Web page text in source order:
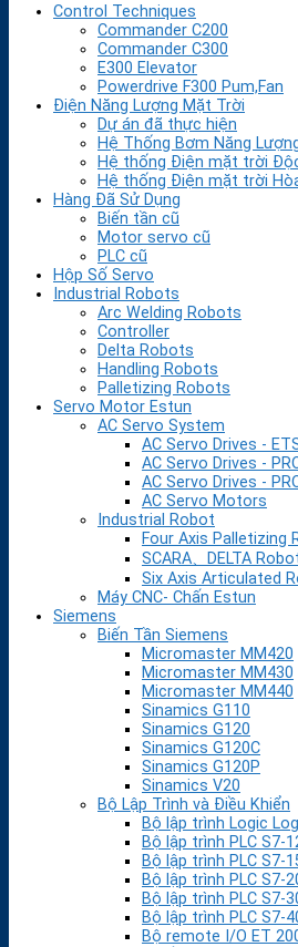
Control Techniques
Commander C200
Commander C300
E300 Elevator
Powerdrive F300 Pum,Fan
Điện Năng Lượng Mặt Trời
Dự án đã thực hiện
Hệ Thống Bơm Năng
Hệ thống Điện mặt trời
Hệ thống Điện mặt trời
Hàng Đã Sử Dụng
Biến tần cũ
Motor servo cũ
PLC cũ
Hộp Số Servo
Industrial Robots
Arc Welding Robots
Controller
Delta Robots
Handling Robots
Palletizing Robots
Servo Motor Estun
AC Servo System
AC Servo Drives -
AC Servo Drives -
AC Servo Drives -
AC Servo Motors
Industrial Robot
Four Axis Palletizing
SCARA、DELTA
Six Axis Articulated
Máy CNC- Chấn Estun
Siemens
Biến Tần Siemens
Micromaster MM420
Micromaster MM430
Micromaster MM440
Sinamics G110
Sinamics G120
Sinamics G120C
Sinamics G120P
Sinamics V20
Bộ Lập Trình và Điều Khiển
Bộ lập trình Logic
Bộ lập trình PLC S7-
Bộ lập trình PLC S7-
Bộ lập trình PLC S7-
Bộ lập trình PLC S7-
Bộ lập trình PLC S7-
Bộ remote I/O ET